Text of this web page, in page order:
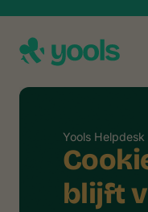
Yools Helpdesk
blijft